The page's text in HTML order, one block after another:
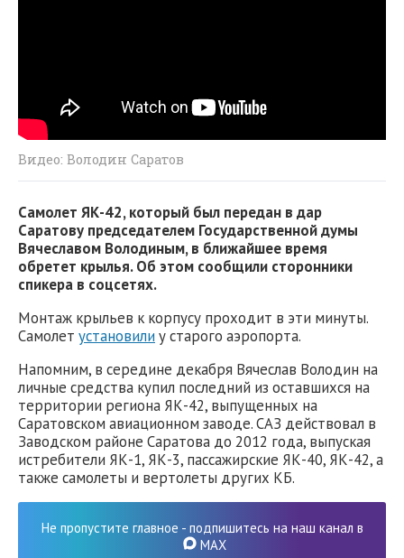
Видео: Володин Саратов
Самолет ЯК-42, который был передан в дар
Саратову председателем Государственной думы
Вячеславом Володиным, в ближайшее время
обретет крылья. Об этом сообщили сторонники
спикера в соцсетях.
Монтаж крыльев к корпусу проходит в эти минуты.
Самолет установили у старого аэропорта.
Напомним, в середине декабря Вячеслав Володин на
личные средства купил последний из оставшихся на
территории региона ЯК-42, выпущенных на
Саратовском авиационном заводе. САЗ действовал в
Заводском районе Саратова до 2012 года, выпуская
истребители ЯК-1, ЯК-3, пассажирские ЯК-40, ЯК-42, а
также самолеты и вертолеты других КБ.
Не пропустите главное - подпишитесь на наш канал в
MAX